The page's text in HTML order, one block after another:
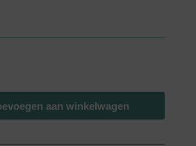
aan winkelwagen